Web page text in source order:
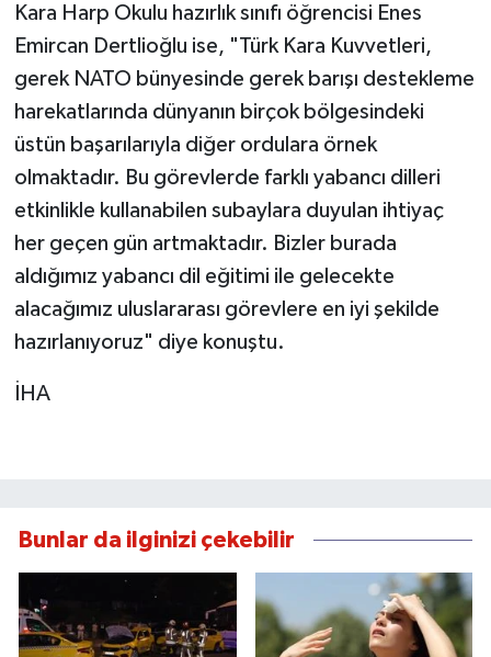
Kara Harp Okulu hazırlık sınıfı öğrencisi Enes
Emircan Dertlioğlu ise, "Türk Kara Kuvvetleri,
gerek NATO bünyesinde gerek barışı destekleme
harekatlarında dünyanın birçok bölgesindeki
üstün başarılarıyla diğer ordulara örnek
olmaktadır. Bu görevlerde farklı yabancı dilleri
etkinlikle kullanabilen subaylara duyulan ihtiyaç
her geçen gün artmaktadır. Bizler burada
aldığımız yabancı dil eğitimi ile gelecekte
alacağımız uluslararası görevlere en iyi şekilde
hazırlanıyoruz" diye konuştu.
İHA
Bunlar da ilginizi çekebilir